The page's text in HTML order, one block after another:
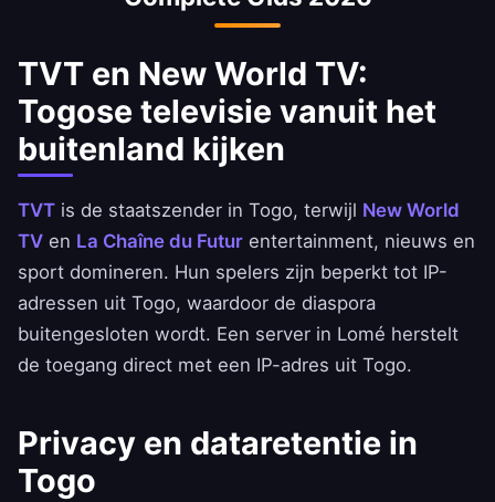
TVT en New World TV:
Togose televisie vanuit het
buitenland kijken
TVT is de staatszender in Togo, terwijl New World
TV en La Chaîne du Futur entertainment, nieuws en
sport domineren. Hun spelers zijn beperkt tot IP-
adressen uit Togo, waardoor de diaspora
buitengesloten wordt. Een server in Lomé herstelt
de toegang direct met een IP-adres uit Togo.
Privacy en dataretentie in
Togo